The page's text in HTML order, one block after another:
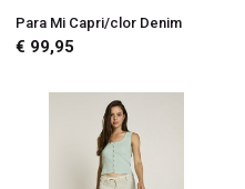
Para Mi Capri/clor Denim
€ 99,95